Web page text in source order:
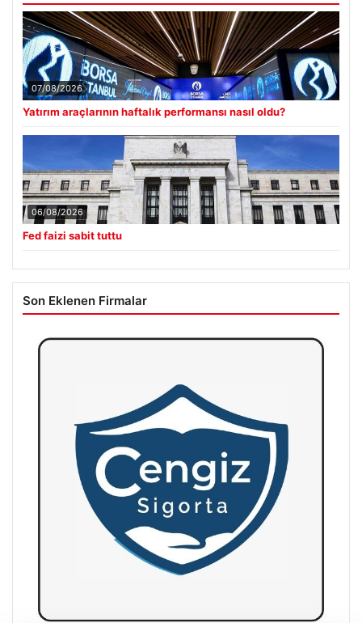
07/08/2026
Yatırım araçlarının haftalık performansı nasıl oldu?
06/08/2026
Fed faizi sabit tuttu
Son Eklenen Firmalar